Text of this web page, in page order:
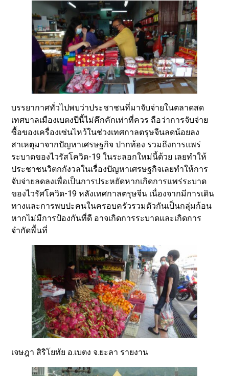
บรรยากาศทั่วไปพบว่าประชาชนที่มาจับจ่ายในตลาดสด
เทศบาลเมืองเบตงปีนี้ไม่คึกคักเท่าที่ควร ถือว่าการจับจ่าย
ซื้อของเครื่องเซ่นไหว้ในช่วงเทศกาลตรุษจีนลดน้อยลง
สาเหตุมาจากปัญหาเศรษฐกิจ ปากท้อง รวมถึงการแพร่
ระบาดของไวรัสโควิด-19 ในระลอกใหม่นี้ด้วย เลยทำให้
ประชาชนวิตกกังวลในเรื่องปัญหาเศรษฐกิจเลยทำให้การ
จับจ่ายลดลงเพื่อเป็นการประหยัดหากเกิดการแพร่ระบาด
ของไวรัศโควิด-19 หลังเทศกาลตรุษจีน เนื่องจากมีการเดิน
ทางและการพบปะคนในครอบครัวรวมตัวกันเป็นกลุ่มก้อน
หากไม่มีการป้องกันที่ดี อาจเกิดการระบาดและเกิดการ
จำกัดพื้นที่
เจษฎา สิริโยทัย อ.เบตง จ.ยะลา รายงาน